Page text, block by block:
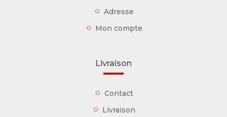
Adresse
Mon compte
Livraison
Contact
Livraison